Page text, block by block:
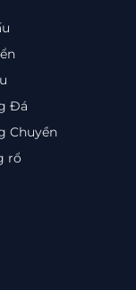
Đá
Chuyền
rổ